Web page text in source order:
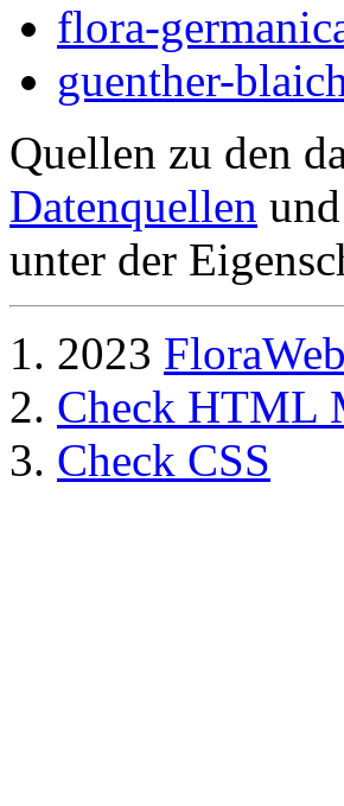
flora-
guenther-
Quellen zu den
Datenquellen
unter der
2023 FloraWeb
Check HTML
Check CSS